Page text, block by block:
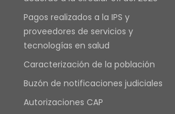
Pagos realizados a la IPS y
proveedores de servicios y
tecnologías en salud
Caracterización de la población
Buzón de notificaciones judiciales
Autorizaciones CAP